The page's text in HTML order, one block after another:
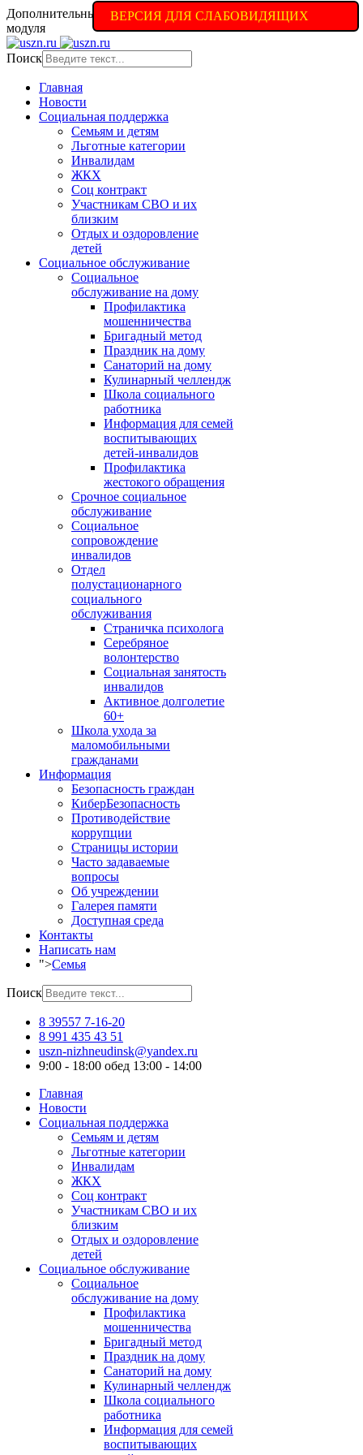
Дополнительные настройки доступны в полной версии
модуля
ВЕРСИЯ ДЛЯ СЛАБОВИДЯЩИХ
Поиск
Главная
Новости
Социальная поддержка
Семьям и детям
Льготные категории
Инвалидам
ЖКХ
Соц контракт
Участникам СВО и их
близким
Отдых и оздоровление
детей
Социальное обслуживание
Социальное
обслуживание на дому
Профилактика
мошенничества
Бригадный метод
Праздник на дому
Санаторий на дому
Кулинарный челлендж
Школа социального
работника
Информация для семей
воспитывающих
детей-инвалидов
Профилактика
жестокого обращения
Срочное социальное
обслуживание
Социальное
сопровождение
инвалидов
Отдел
полустационарного
социального
обслуживания
Страничка психолога
Серебряное
волонтерство
Социальная занятость
инвалидов
Активное долголетие
60+
Школа ухода за
маломобильными
гражданами
Информация
Безопасность граждан
КиберБезопасность
Противодействие
коррупции
Страницы истории
Часто задаваемые
вопросы
Об учреждении
Галерея памяти
Доступная среда
Контакты
Написать нам
">Семья
Поиск
8 39557 7-16-20
8 991 435 43 51
uszn-nizhneudinsk@yandex.ru
9:00 - 18:00 обед 13:00 - 14:00
Главная
Новости
Социальная поддержка
Семьям и детям
Льготные категории
Инвалидам
ЖКХ
Соц контракт
Участникам СВО и их
близким
Отдых и оздоровление
детей
Социальное обслуживание
Социальное
обслуживание на дому
Профилактика
мошенничества
Бригадный метод
Праздник на дому
Санаторий на дому
Кулинарный челлендж
Школа социального
работника
Информация для семей
воспитывающих